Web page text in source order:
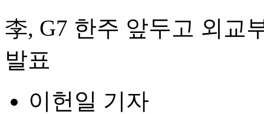
李, G7 한주 앞두고 외교
발표
이헌일 기자